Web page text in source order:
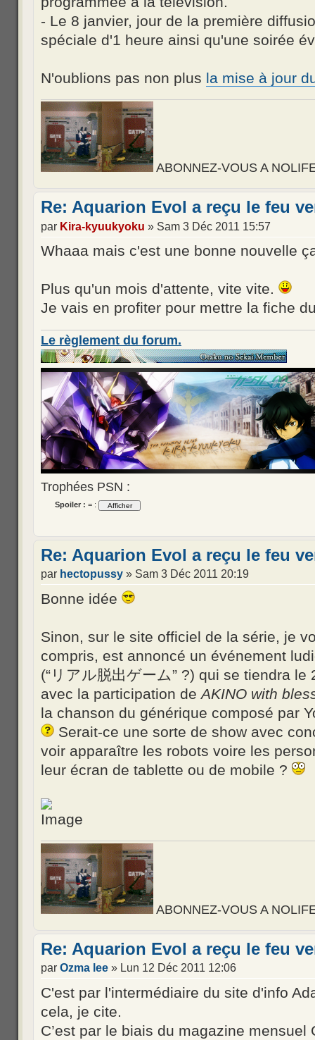
- Le 8 janvier, jour de la première
spéciale d'1 heure ainsi qu'une soirée
N'oublions pas non plus la mise à jour
ABONNEZ-VOUS A
Re: Aquarion Evol a reçu le feu
par Kira-kyuukyoku » Sam 3 Déc 2011 15:57
Whaaa mais c'est une bonne nouvelle
Plus qu'un mois d'attente, vite vite.
Je vais en profiter pour mettre la fiche
Le règlement du forum.
Trophées PSN :
Spoiler : = :
Re: Aquarion Evol a reçu le feu
par hectopussy » Sam 3 Déc 2011 20:19
Bonne idée
Sinon, sur le site officiel de la série, je
compris, est annoncé un événement
(“リアル脱出ゲーム” ?) qui se tiendra
avec la participation deAKINO with
la chanson du générique composé par
Serait-ce une sorte de show avec
voir apparaître les robots voire les
leur écran de tablette ou de mobile ?
ABONNEZ-VOUS A
Re: Aquarion Evol a reçu le feu
par Ozma lee » Lun 12 Déc 2011 12:06
C'est par l'intermédiaire du site d'info
cela, je cite.
C’est par le biais du magazine mensuel